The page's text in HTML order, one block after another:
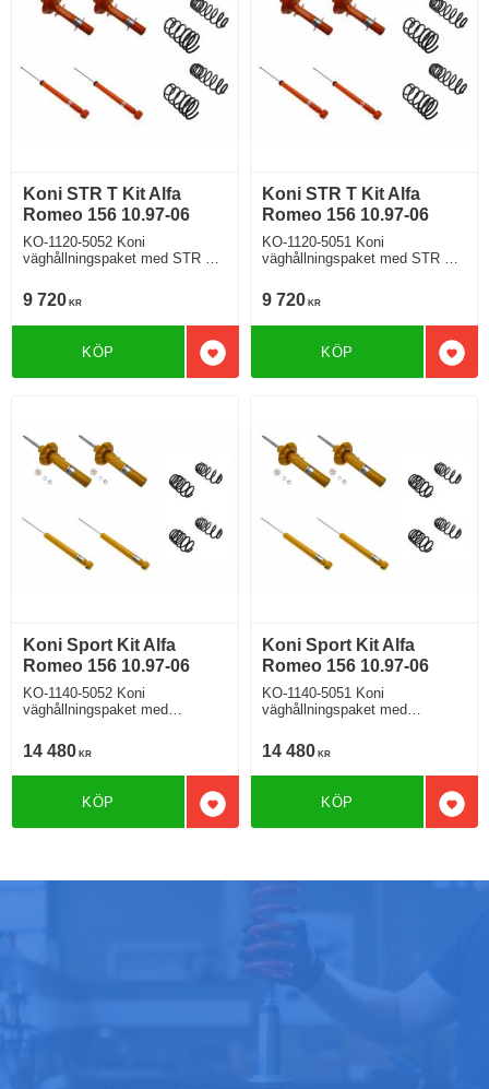
Koni STR T Kit Alfa
Romeo 156 10.97-06
KO-1120-5052 Koni
väghållningspaket med STR T
sänkningssats Alfa Romeo 156
sänker ca: 30mm
9 720 KR
Lägg till i favoriter
KÖP
Koni STR T Kit Alfa
Romeo 156 10.97-06
KO-1120-5051 Koni
väghållningspaket med STR T
sänkningssats Alfa Romeo 156
sänker ca: 30mm
9 720 KR
KÖP
Koni Sport Kit Alfa
Romeo 156 10.97-06
KO-1140-5052 Koni
väghållningspaket med
sänkningssats Alfa Romeo 156
sänker ca: 30mm
14 480 KR
Lägg till i favoriter
KÖP
Koni Sport Kit Alfa
Romeo 156 10.97-06
KO-1140-5051 Koni
väghållningspaket med
sänkningssats Alfa Romeo 156
Sänker ca: 30mm
14 480 KR
KÖP